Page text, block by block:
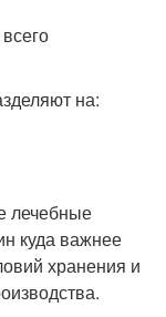
на:
лечебные
куда важнее
хранения и